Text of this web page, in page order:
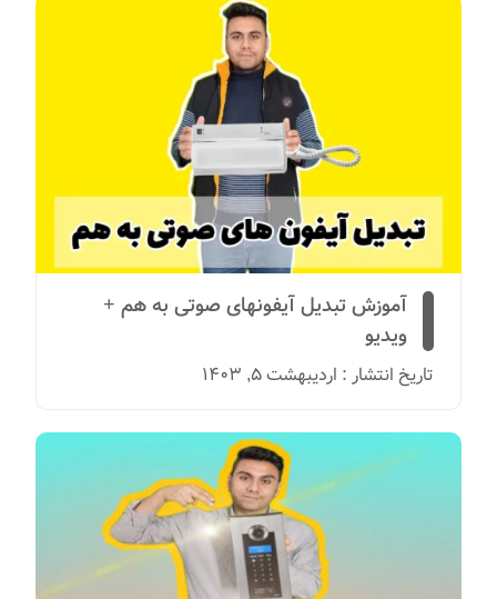
آموزش تبدیل آیفونهای صوتی به هم +
ویدیو
تاریخ انتشار : اردیبهشت 5, 1403